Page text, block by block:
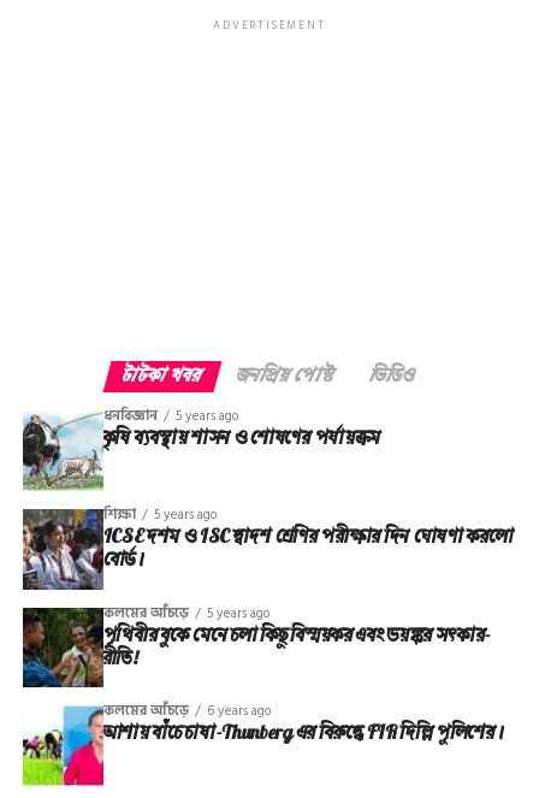
ADVERTISEMENT
টাটকা খবর জনপ্রিয় পোস্ট ভিডিও
ধনবিজ্ঞান 5 years ago
কৃষি ব্যবস্থায় শাসন ও শোষণের পর্যায়ক্রম
শিক্ষা 5 years ago
ICSE দশম ও ISC দ্বাদশ শ্রেণির পরীক্ষার দিন ঘোষণা করলো
বোর্ড।
কলমের আঁচড়ে 5 years ago
পৃথিবীর বুকে মেনে চলা কিছু বিস্ময়কর এবং ভয়ঙ্কর সত্‍কার-
রীতি!
কলমের আঁচড়ে 6 years ago
আশায় বাঁচে চাষা-Thunberg এর বিরুদ্ধে FIR দিল্লি পুলিশের।